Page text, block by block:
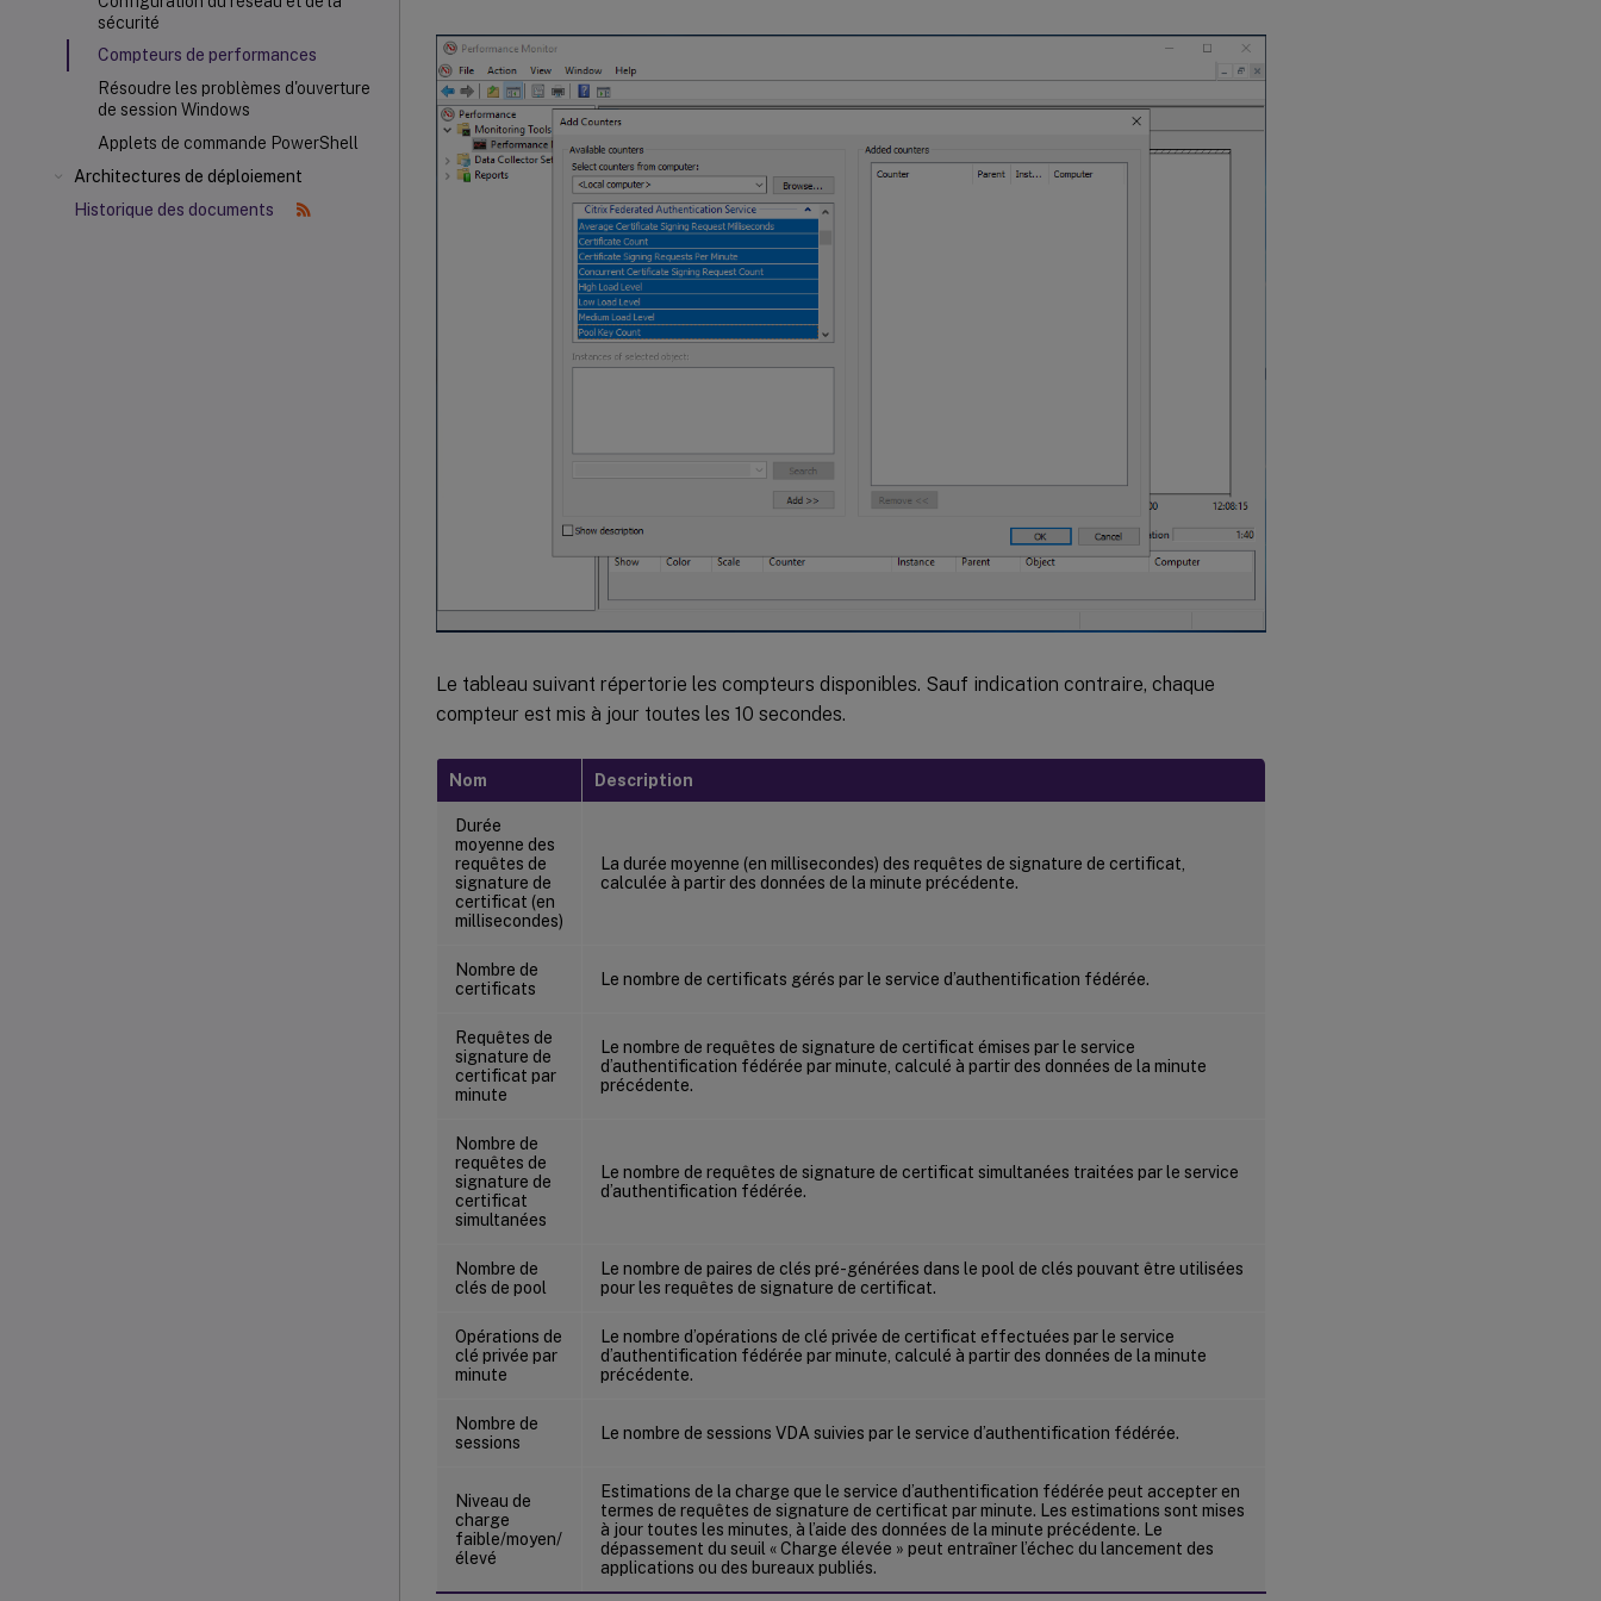
sécurité
Compteurs de performances
Résoudre les problèmes d'ouverture
de session Windows
Applets de commande PowerShell
Architectures de déploiement
Historique des documents
Le tableau suivant répertorie les compteurs disponibles. Sauf indication contraire, chaque
compteur est mis à jour toutes les 10 secondes.
Nom Description
Durée
moyenne des
requêtes de
signature de
certificat (en
millisecondes)
La durée moyenne (en millisecondes) des requêtes de signature de certificat,
calculée à partir des données de la minute précédente.
Nombre de
certificats
Le nombre de certificats gérés par le service d’authentification fédérée.
Requêtes de
signature de
certificat par
minute
Le nombre de requêtes de signature de certificat émises par le service
d’authentification fédérée par minute, calculé à partir des données de la minute
précédente.
Nombre de
requêtes de
signature de
certificat
simultanées
Le nombre de requêtes de signature de certificat simultanées traitées par le service
d’authentification fédérée.
Nombre de
clés de pool
Le nombre de paires de clés pré-générées dans le pool de clés pouvant être utilisées
pour les requêtes de signature de certificat.
Opérations de
clé privée par
minute
Le nombre d’opérations de clé privée de certificat effectuées par le service
d’authentification fédérée par minute, calculé à partir des données de la minute
précédente.
Nombre de
sessions
Le nombre de sessions VDA suivies par le service d’authentification fédérée.
Niveau de
charge
faible/moyen/
élevé
Estimations de la charge que le service d’authentification fédérée peut accepter en
termes de requêtes de signature de certificat par minute. Les estimations sont mises
à jour toutes les minutes, à l’aide des données de la minute précédente. Le
dépassement du seuil « Charge élevée » peut entraîner l’échec du lancement des
applications ou des bureaux publiés.